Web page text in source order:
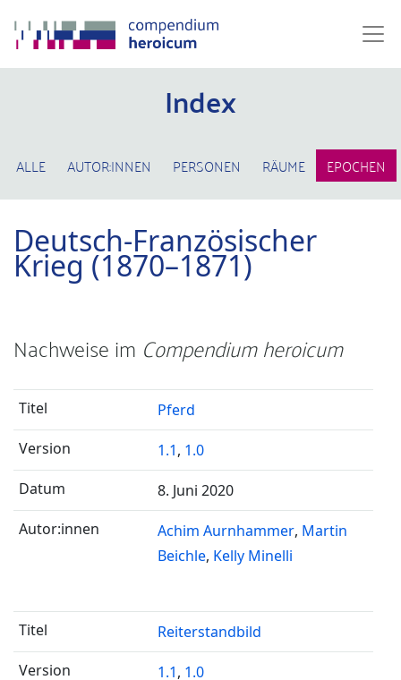
Index
ALLE AUTOR:INNEN PERSONEN RÄUME EPOCHEN
Deutsch-Französischer
Krieg (1870–1871)
Nachweise im Compendium heroicum
Pferd
1.1, 1.0
8. Juni 2020
Achim Aurnhammer Martin
Beichle Kelly Minelli
Reiterstandbild
1.1, 1.0